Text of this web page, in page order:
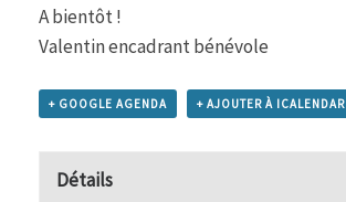
A bientôt !
Valentin encadrant bénévole
+ GOOGLE AGENDA + AJOUTER À ICALENDAR
Détails